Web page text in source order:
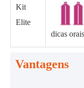
Kit
Elite
dicas
Vantagens